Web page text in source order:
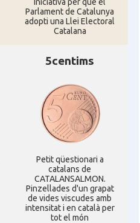
Parlament de Catalunya
adopti una Llei Electoral
Catalana
5centims
Petit qüestionari a
catalans de
CATALANSALMON.
Pinzellades d'un grapat
de vides viscudes amb
intensitat i en català per
tot el món